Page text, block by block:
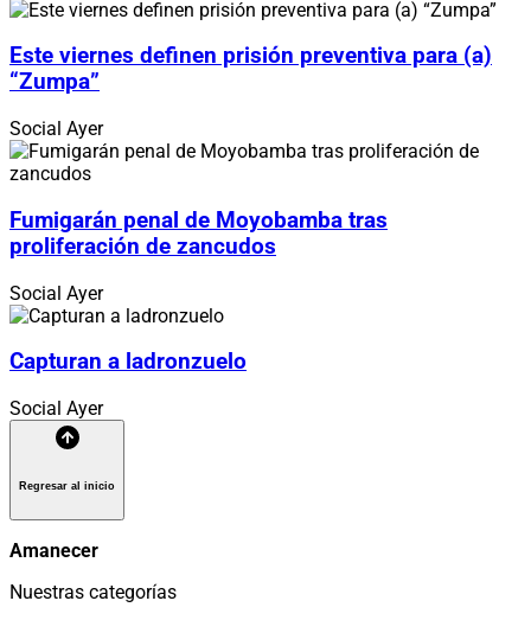
Este viernes definen prisión preventiva para (a)
“Zumpa”
Social Ayer
Fumigarán penal de Moyobamba tras
proliferación de zancudos
Social Ayer
Capturan a ladronzuelo
Social Ayer
Regresar al inicio
Amanecer
Nuestras categorías